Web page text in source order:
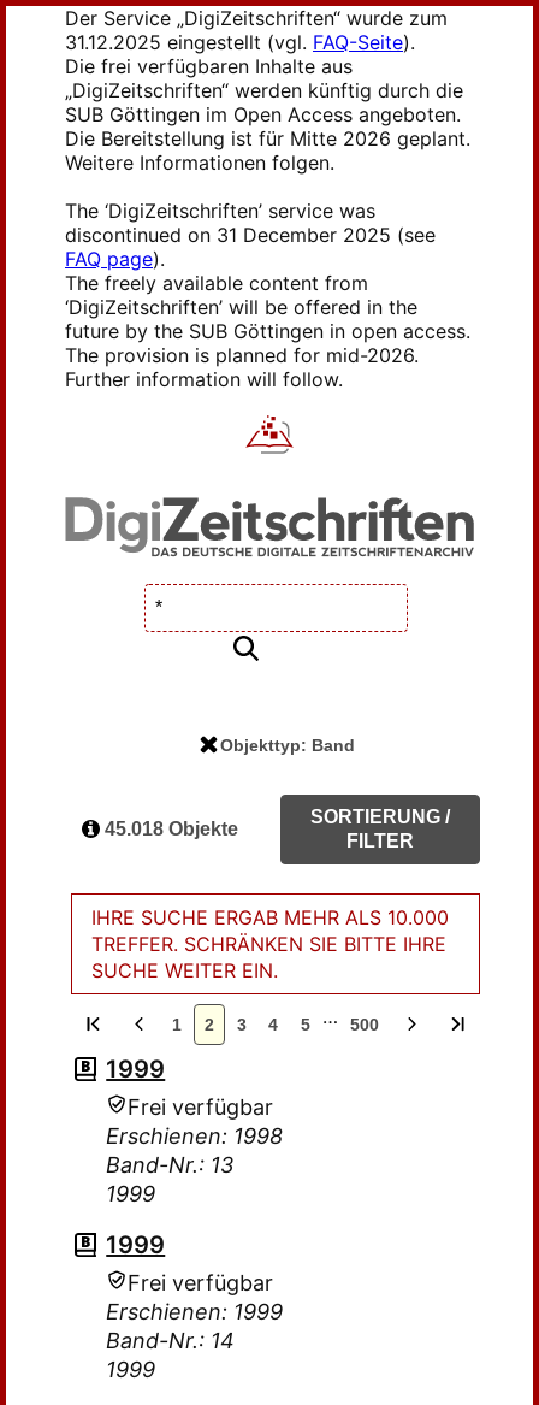
Der Service „DigiZeitschriften“ wurde zum
31.12.2025 eingestellt (vgl. FAQ-Seite).
Die frei verfügbaren Inhalte aus
„DigiZeitschriften“ werden künftig durch die
SUB Göttingen im Open Access angeboten.
Die Bereitstellung ist für Mitte 2026 geplant.
Weitere Informationen folgen.
The ‘DigiZeitschriften’ service was
discontinued on 31 December 2025 (see
FAQ page).
The freely available content from
‘DigiZeitschriften’ will be offered in the
future by the SUB Göttingen in open access.
The provision is planned for mid-2026.
Further information will follow.
Objekttyp: Band
45.018 Objekte
SORTIERUNG /
FILTER
IHRE SUCHE ERGAB MEHR ALS 10.000
TREFFER. SCHRÄNKEN SIE BITTE IHRE
SUCHE WEITER EIN.
1 2 3 4 5 … 500
1999
Frei verfügbar
Erschienen: 1998
Band-Nr.: 13
1999
1999
Frei verfügbar
Erschienen: 1999
Band-Nr.: 14
1999